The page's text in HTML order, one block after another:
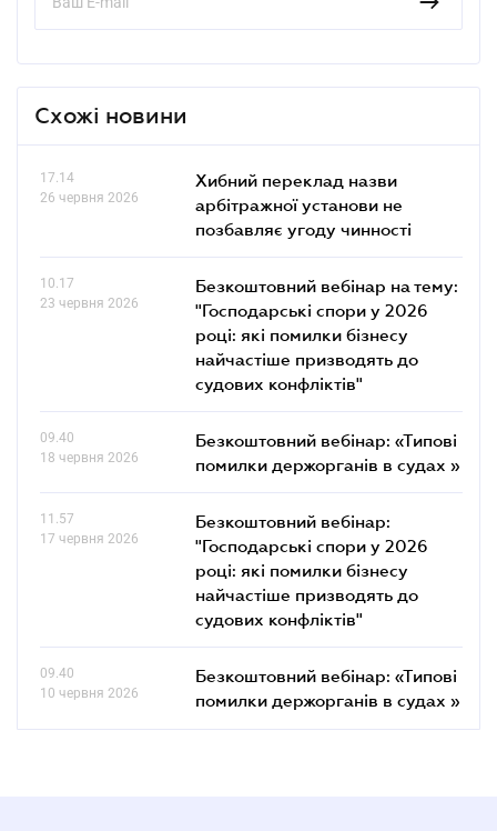
Схожі новини
17.14
26 червня 2026
Хибний переклад назви
арбітражної установи не
позбавляє угоду чинності
10.17
23 червня 2026
Безкоштовний вебінар на тему:
"Господарські спори у 2026
році: які помилки бізнесу
найчастіше призводять до
судових конфліктів"
09.40
18 червня 2026
Безкоштовний вебінар: «Типові
помилки держорганів в судах »
11.57
17 червня 2026
Безкоштовний вебінар:
"Господарські спори у 2026
році: які помилки бізнесу
найчастіше призводять до
судових конфліктів"
09.40
10 червня 2026
Безкоштовний вебінар: «Типові
помилки держорганів в судах »